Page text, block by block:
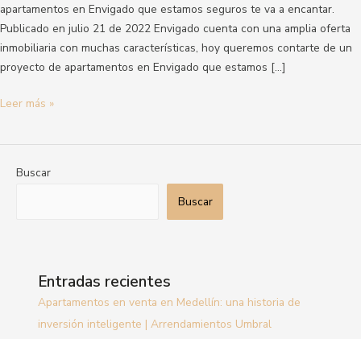
apartamentos en Envigado que estamos seguros te va a encantar.
Publicado en julio 21 de 2022 Envigado cuenta con una amplia oferta
inmobiliaria con muchas características, hoy queremos contarte de un
proyecto de apartamentos en Envigado que estamos […]
Leer más »
Buscar
Buscar
Entradas recientes
Apartamentos en venta en Medellín: una historia de
inversión inteligente | Arrendamientos Umbral